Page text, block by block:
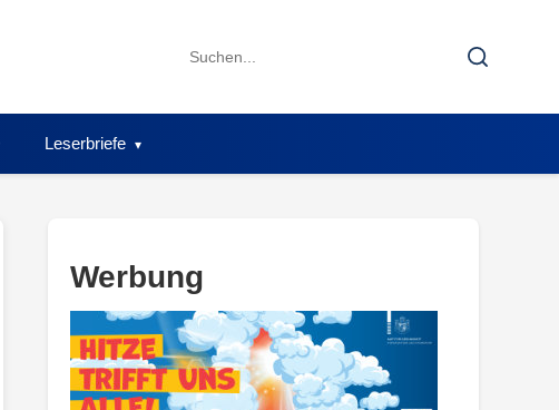
Search
Search
Leserbriefe
Werbung